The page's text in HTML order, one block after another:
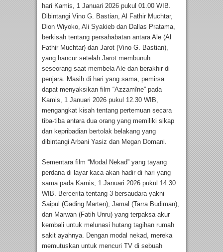
hari Kamis, 1 Januari 2026 pukul 01.00 WIB.
Dibintangi Vino G. Bastian, Al Fathir Muchtar,
Dion Wiyoko, Ali Syakieb dan Dallas Pratama,
berkisah tentang persahabatan antara Ale (Al
Fathir Muchtar) dan Jarot (Vino G. Bastian),
yang hancur setelah Jarot membunuh
seseorang saat membela Ale dan berakhir di
penjara. Masih di hari yang sama, pemirsa
dapat menyaksikan film “Azzamîne” pada
Kamis, 1 Januari 2026 pukul 12.30 WIB,
mengangkat kisah tentang pertemuan secara
tiba-tiba antara dua orang yang memiliki sikap
dan kepribadian bertolak belakang yang
dibintangi Arbani Yasiz dan Megan Domani.
Sementara film “Modal Nekad” yang tayang
perdana di layar kaca akan hadir di hari yang
sama pada Kamis, 1 Januari 2026 pukul 14.30
WIB. Bercerita tentang 3 bersaudara yakni
Saipul (Gading Marten), Jamal (Tarra Budiman),
dan Marwan (Fatih Unru) yang terpaksa akur
kembali untuk melunasi hutang tagihan rumah
sakit ayahnya. Dengan modal nekad, mereka
memutuskan untuk mencuri TV di sebuah